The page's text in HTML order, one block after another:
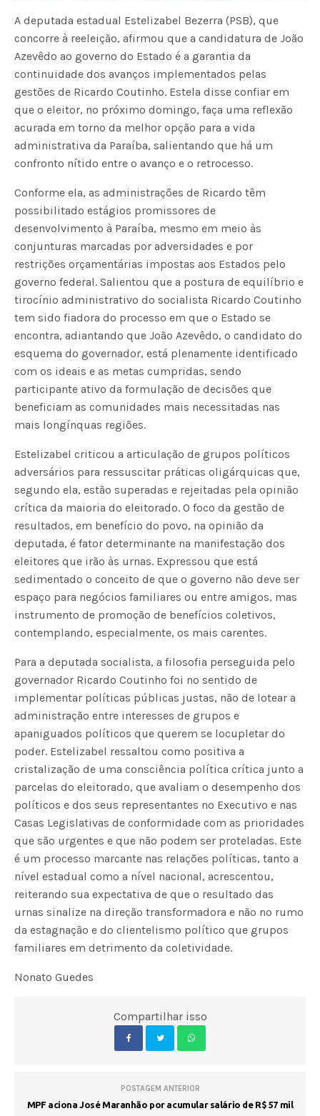
A deputada estadual Estelizabel Bezerra (PSB), que
concorre à reeleição, afirmou que a candidatura de João
Azevêdo ao governo do Estado é a garantia da
continuidade dos avanços implementados pelas
gestões de Ricardo Coutinho. Estela disse confiar em
que o eleitor, no próximo domingo, faça uma reflexão
acurada em torno da melhor opção para a vida
administrativa da Paraíba, salientando que há um
confronto nítido entre o avanço e o retrocesso.
Conforme ela, as administrações de Ricardo têm
possibilitado estágios promissores de
desenvolvimento à Paraíba, mesmo em meio às
conjunturas marcadas por adversidades e por
restrições orçamentárias impostas aos Estados pelo
governo federal. Salientou que a postura de equilíbrio e
tirocínio administrativo do socialista Ricardo Coutinho
tem sido fiadora do processo em que o Estado se
encontra, adiantando que João Azevêdo, o candidato do
esquema do governador, está plenamente identificado
com os ideais e as metas cumpridas, sendo
participante ativo da formulação de decisões que
beneficiam as comunidades mais necessitadas nas
mais longínquas regiões.
Estelizabel criticou a articulação de grupos políticos
adversários para ressuscitar práticas oligárquicas que,
segundo ela, estão superadas e rejeitadas pela opinião
crítica da maioria do eleitorado. O foco da gestão de
resultados, em benefício do povo, na opinião da
deputada, é fator determinante na manifestação dos
eleitores que irão às urnas. Expressou que está
sedimentado o conceito de que o governo não deve ser
espaço para negócios familiares ou entre amigos, mas
instrumento de promoção de benefícios coletivos,
contemplando, especialmente, os mais carentes.
Para a deputada socialista, a filosofia perseguida pelo
governador Ricardo Coutinho foi no sentido de
implementar políticas públicas justas, não de lotear a
administração entre interesses de grupos e
apaniguados políticos que querem se locupletar do
poder. Estelizabel ressaltou como positiva a
cristalização de uma consciência política crítica junto a
parcelas do eleitorado, que avaliam o desempenho dos
políticos e dos seus representantes no Executivo e nas
Casas Legislativas de conformidade com as prioridades
que são urgentes e que não podem ser proteladas. Este
é um processo marcante nas relações políticas, tanto a
nível estadual como a nível nacional, acrescentou,
reiterando sua expectativa de que o resultado das
urnas sinalize na direção transformadora e não no rumo
da estagnação e do clientelismo político que grupos
familiares em detrimento da coletividade.
Nonato Guedes
Compartilhar isso
POSTAGEM ANTERIOR
MPF aciona José Maranhão por acumular salário de R$ 57 mil